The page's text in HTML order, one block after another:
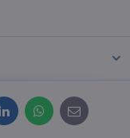
LinkedInWhatsApp
E-
mail